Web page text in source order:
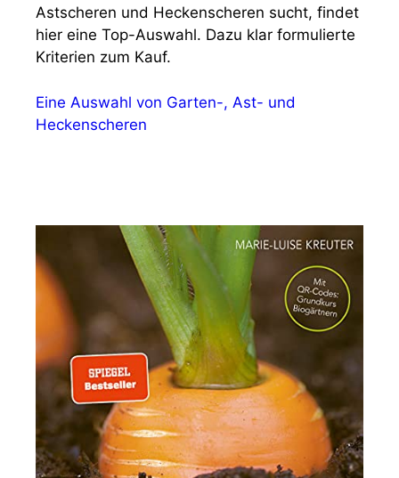
Astscheren und Heckenscheren sucht, findet
hier eine Top-Auswahl. Dazu klar formulierte
Kriterien zum Kauf.
Eine Auswahl von Garten-, Ast- und
Heckenscheren